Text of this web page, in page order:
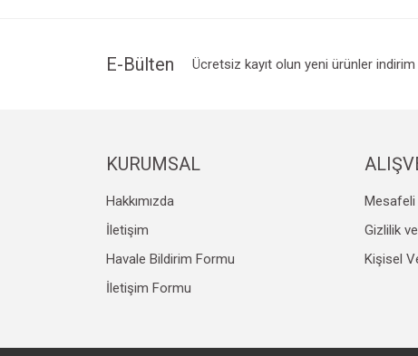
Ürün bilgilerinde hatalar bulunuyor.
E-Bülten Ücretsiz kayıt olun yeni ürünler
KURUMSAL
Hakkımızda
İletişim
Havale Bildirim Formu
İletişim Formu
Mesafeli
Gizlilik
Kişisel